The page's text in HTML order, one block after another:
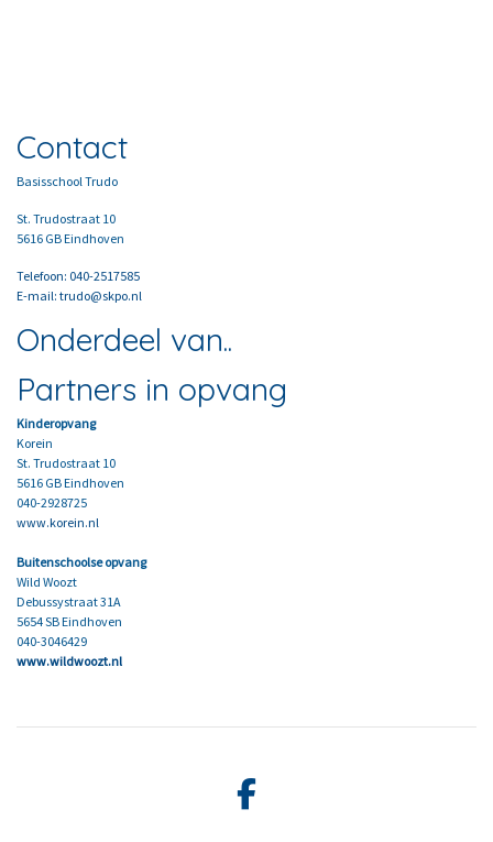
Contact
Basisschool Trudo
St. Trudostraat 10
5616 GB Eindhoven
Telefoon: 040-2517585
E-mail: trudo@skpo.nl
Onderdeel van..
Partners in opvang
Kinderopvang
Korein
St. Trudostraat 10
5616 GB Eindhoven
040-2928725
www.korein.nl
Buitenschoolse opvang
Wild Woozt
Debussystraat 31A
5654 SB Eindhoven
040-3046429
www.wildwoozt.nl